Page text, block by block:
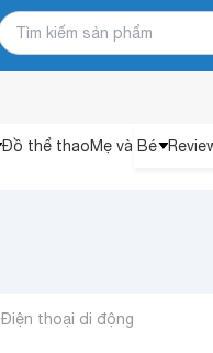
Đồ thể thaoMẹ và Bé
Điện thoại di động